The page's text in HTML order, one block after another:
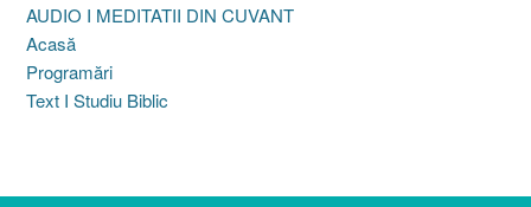
AUDIO I MEDITATII DIN CUVANT
Acasă
Programări
Text I Studiu Biblic